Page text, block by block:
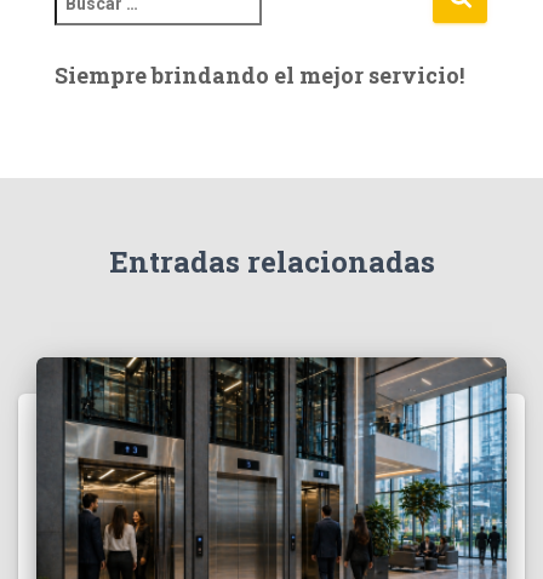
u
c
Siempre brindando el mejor servicio!
Entradas relacionadas